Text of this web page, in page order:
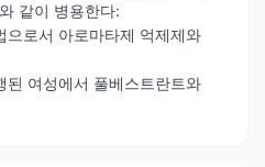
같이 병용한다:
으로서 아로마타제 억제제와
된 여성에서 풀베스트란트와